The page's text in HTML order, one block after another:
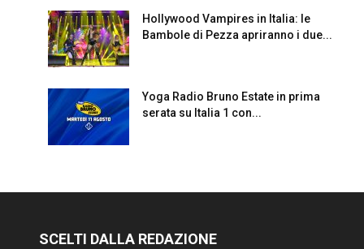
Hollywood Vampires in Italia: le
Bambole di Pezza apriranno i due...
Yoga Radio Bruno Estate in prima
serata su Italia 1 con...
SCELTI DALLA REDAZIONE